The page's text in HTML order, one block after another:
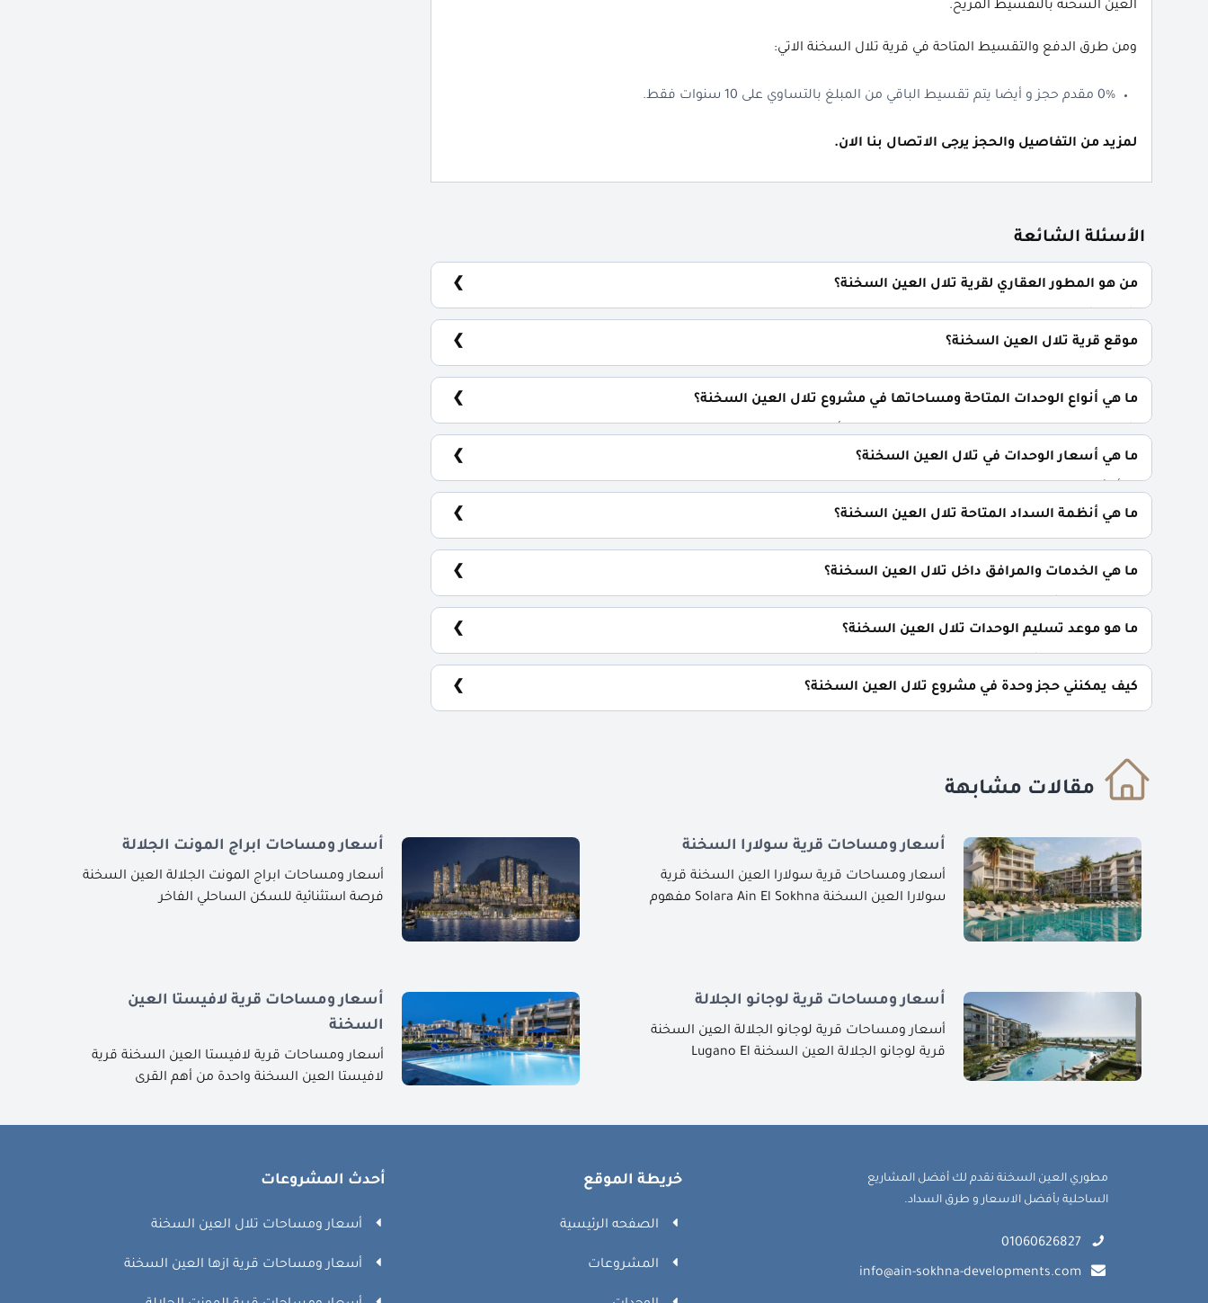
العين السخنة بالتقسيط المريح.
ومن طرق الدفع والتقسيط المتاحة في قرية تلال السخنة الاتي:
0% مقدم حجز و أيضا يتم تقسيط الباقي من المبلغ بالتساوي على 10 سنوات فقط.
لمزيد من التفاصيل والحجز يرجى الاتصال بنا الان.
الأسئلة الشائعة
من هو المطور العقاري لقرية تلال العين السخنة؟
موقع قرية تلال العين السخنة؟
ما هي أنواع الوحدات المتاحة ومساحاتها في مشروع تلال العين السخنة؟
ما هي أسعار الوحدات في تلال العين السخنة؟
ما هي أنظمة السداد المتاحة تلال العين السخنة؟
ما هي الخدمات والمرافق داخل تلال العين السخنة؟
ما هو موعد تسليم الوحدات تلال العين السخنة؟
كيف يمكنني حجز وحدة في مشروع تلال العين السخنة؟
مقالات مشابهة
أسعار ومساحات قرية سولارا السخنة
أسعار ومساحات قرية سولارا العين السخنة قرية
سولارا العين السخنة Solara Ain El Sokhna مفهوم
أسعار ومساحات ابراج المونت الجلالة
أسعار ومساحات ابراج المونت الجلالة العين السخنة
فرصة استثنائية للسكن الساحلي الفاخر
أسعار ومساحات قرية لوجانو الجلالة
أسعار ومساحات قرية لوجانو الجلالة العين السخنة
قرية لوجانو الجلالة العين السخنة Lugano El
أسعار ومساحات قرية لافيستا العين
السخنة
أسعار ومساحات قرية لافيستا العين السخنة قرية
لافيستا العين السخنة واحدة من أهم القرى
مطوري العين السخنة نقدم لك أفضل المشاريع
الساحلية بأفضل الاسعار و طرق السداد.
01060626827
info@ain-sokhna-developments.com
خريطة الموقع
الصفحه الرئيسية
المشروعات
أحدث المشروعات
أسعار ومساحات تلال العين السخنة
أسعار ومساحات قرية ازها العين السخنة